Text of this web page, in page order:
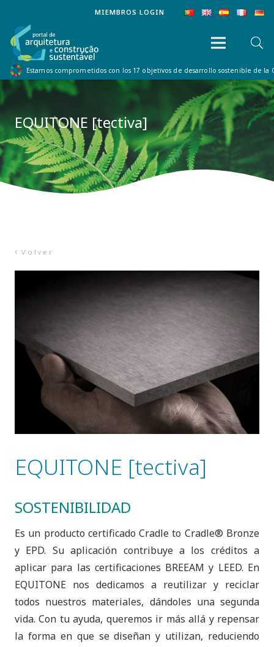
MIEMBROS LOGIN
Estamos comprometidos con los 17 objetivos de desarrollo sostenible de la
EQUITONE [tectiva]
Volver
EQUITONE [tectiva]
SOSTENIBILIDAD
Es un producto certificado Cradle to Cradle® Bronze
y EPD. Su aplicación contribuye a los créditos a
aplicar para las certificaciones BREEAM y LEED. En
EQUITONE nos dedicamos a reutilizar y reciclar
todos nuestros materiales, dándoles una segunda
vida. Con tu ayuda, queremos ir más allá y repensar
la forma en que se diseñan y utilizan, reduciendo